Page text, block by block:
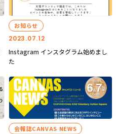
2023.07.12
お知らせ
Instagram インスタグラム始めまし
た
会報誌CANVAS NEWS